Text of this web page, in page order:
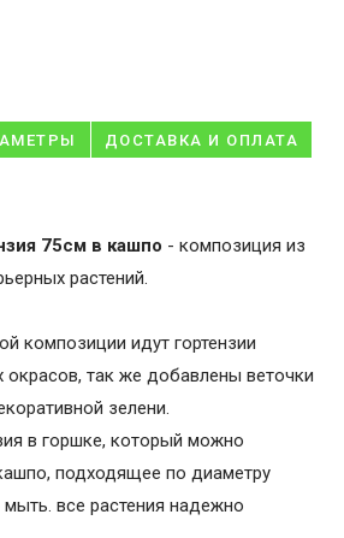
ДОСТАВКА И ОПЛАТА
75см в кашпо - композиция из
растений.
композиции идут гортензии
окрасов, так же добавлены веточки
зелени.
в горшке, который можно
подходящее по диаметру
все растения надежно